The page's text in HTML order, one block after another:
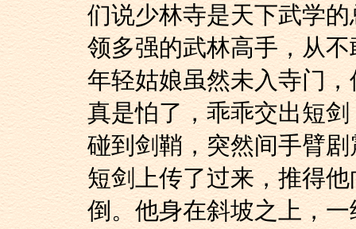
们说少林寺是天下武学
领多强的武林高手，从
年轻姑娘虽然未入寺门
真是怕了，乖乖交出短
碰到剑鞘，突然间手臂
短剑上传了过来，推得
倒。他身在斜坡之上，